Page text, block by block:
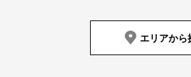
エリアから